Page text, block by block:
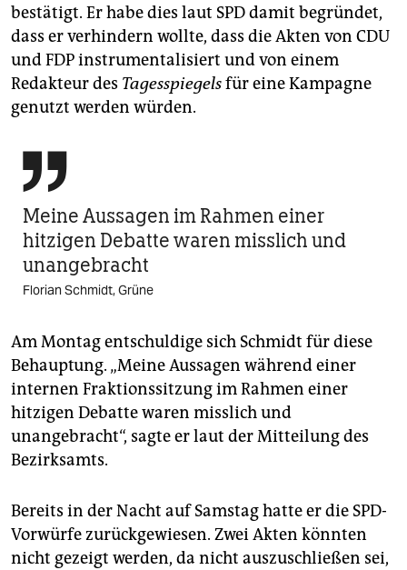
bestätigt. Er habe dies laut SPD damit begründet,
dass er verhindern wollte, dass die Akten von CDU
und FDP instrumentalisiert und von einem
Redakteur des Tagesspiegelsfür eine Kampagne
genutzt werden würden.

Meine Aussagen im Rahmen einer
hitzigen Debatte waren misslich und
unangebracht
Florian Schmidt, Grüne
Am Montag entschuldige sich Schmidt für diese
Behauptung. „Meine Aussagen während einer
internen Fraktionssitzung im Rahmen einer
hitzigen Debatte waren misslich und
unangebracht“, sagte er laut der Mitteilung des
Bezirksamts.
Bereits in der Nacht auf Samstag hatte er die SPD-
Vorwürfe zurückgewiesen. Zwei Akten könnten
nicht gezeigt werden, da nicht auszuschließen sei,